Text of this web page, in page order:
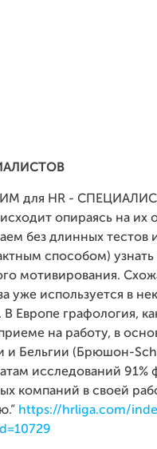
для HR -
опираясь на их
без длинных тестов
способом)
мотивирования.
уже используется в
Европе графология,
на работу, в
и Бельгии (Брюшон-
исследований 91%
компаний в своей
https://hrliga.com/